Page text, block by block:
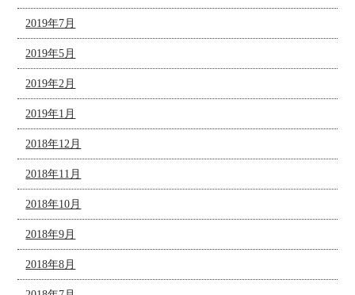
2019年7月
2019年5月
2019年2月
2019年1月
2018年12月
2018年11月
2018年10月
2018年9月
2018年8月